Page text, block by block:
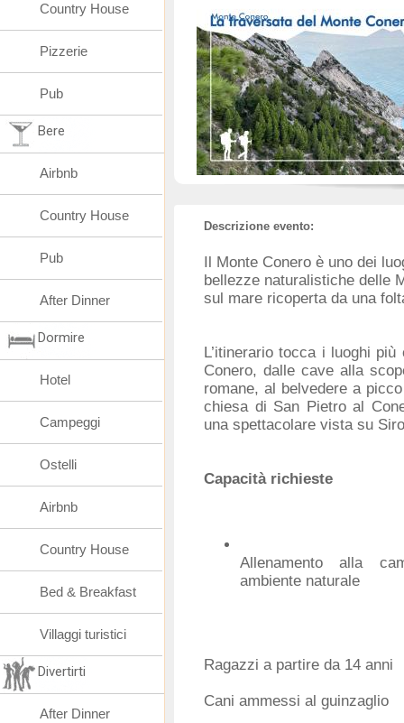
Descrizione evento:
Il Monte Conero è uno dei
bellezze naturalistiche delle
sul mare ricoperta da una
L’itinerario tocca i luoghi
Conero, dalle cave alla
romane, al belvedere a
chiesa di San Pietro al
una spettacolare vista su
Capacità richieste
Allenamento alla
ambiente naturale
Ragazzi a partire da 14 anni
Cani ammessi al guinzaglio
Country House
Pizzerie
Pub
Bere
Airbnb
Country House
Pub
After Dinner
Dormire
Hotel
Campeggi
Ostelli
Airbnb
Country House
Bed & Breakfast
Villaggi turistici
Divertirti
After Dinner